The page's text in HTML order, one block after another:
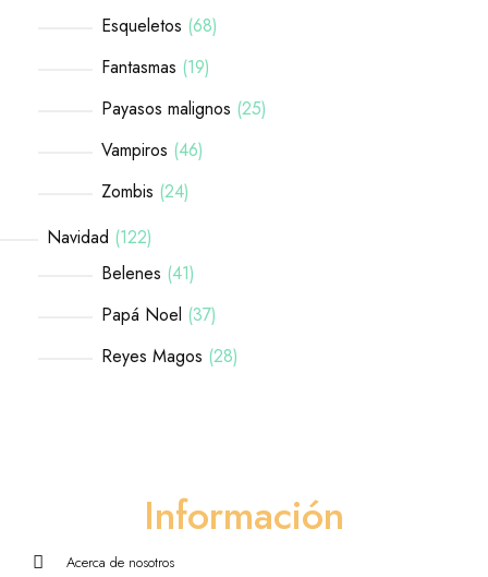
Esqueletos 68
Fantasmas 19
Payasos malignos 25
Vampiros 46
Zombis 24
Navidad 122
Belenes 41
Papá Noel 37
Reyes Magos 28
Información
Acerca de nosotros